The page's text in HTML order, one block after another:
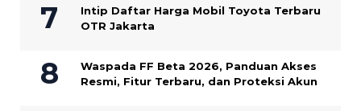
Intip Daftar Harga Mobil Toyota Terbaru
OTR Jakarta
Waspada FF Beta 2026, Panduan Akses
Resmi, Fitur Terbaru, dan Proteksi Akun